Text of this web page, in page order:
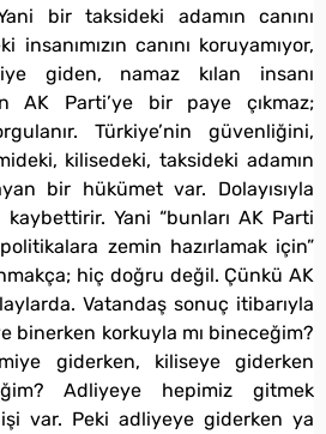
bir taksideki adamın canını
insanımızın canını koruyamıyor,
giden, namaz kılan insanı
AK Parti’ye bir paye çıkmaz;
Türkiye’nin güvenliğini,
kilisedeki, taksideki adamın
bir hükümet var. Dolayısıyla
Yani “bunları AK Parti
zemin hazırlamak için”
hiç doğru değil. Çünkü AK
Vatandaş sonuç itibarıyla
binerken korkuyla mı bineceğim?
giderken, kiliseye giderken
Adliyeye hepimiz gitmek
var. Peki adliyeye giderken ya